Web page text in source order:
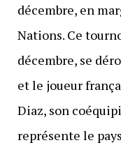
décembre, en
Nations. Ce
décembre, se
et le joueur
Diaz, son
représente le